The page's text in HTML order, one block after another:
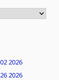
2026
2026